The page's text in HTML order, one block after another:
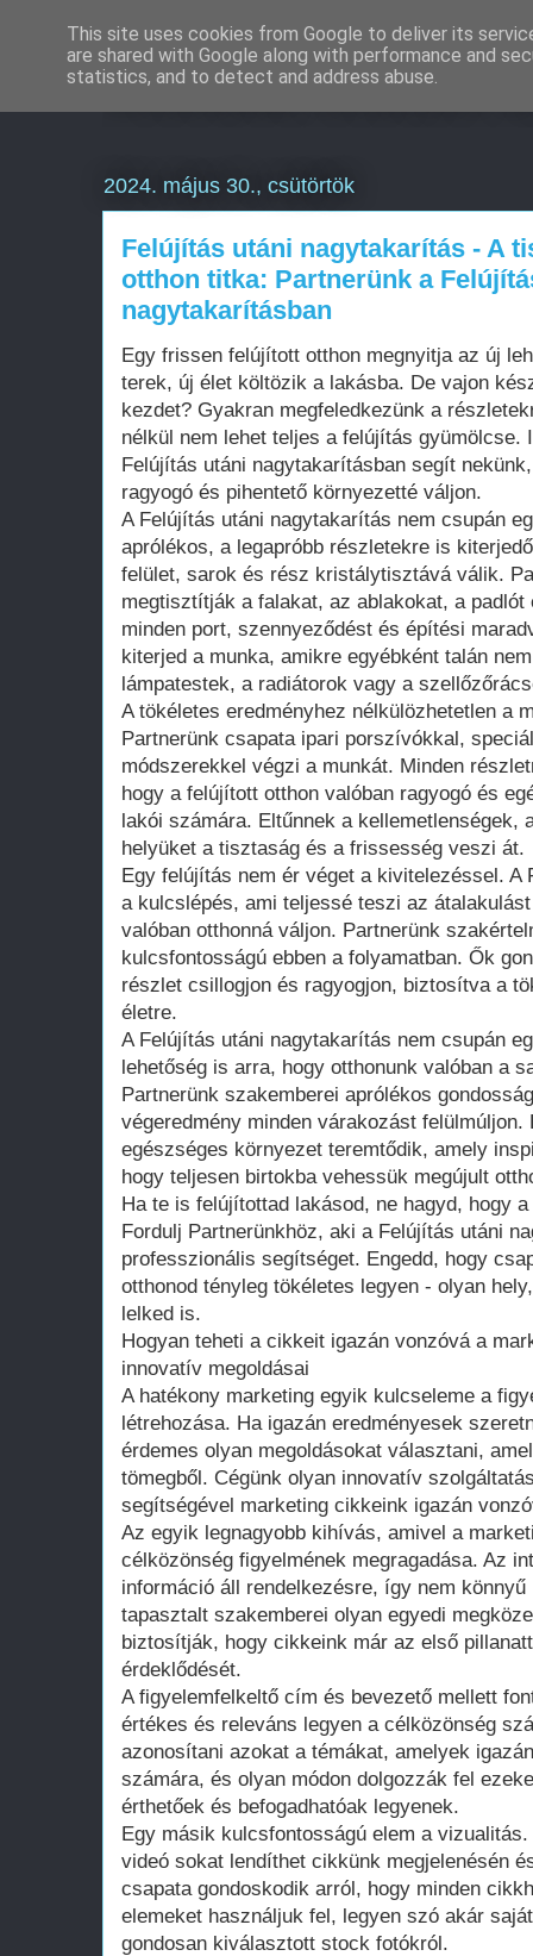
Weboldal készítés
2024. május 30., csütörtök
Felújítás utáni nagytakarítás - A
otthon titka: Partnerünk a
nagytakarításban
Egy frissen felújított otthon megnyitja az új
terek, új élet költözik a lakásba. De vajon
kezdet? Gyakran megfeledkezünk a
nélkül nem lehet teljes a felújítás gyümölcse.
Felújítás utáni nagytakarításban segít
ragyogó és pihentető környezetté váljon.
A Felújítás utáni nagytakarítás nem csupán
aprólékos, a legapróbb részletekre is
felület, sarok és rész kristálytisztává válik.
megtisztítják a falakat, az ablakokat, a
minden port, szennyeződést és építési
kiterjed a munka, amikre egyébként talán
lámpatestek, a radiátorok vagy a
A tökéletes eredményhez nélkülözhetetlen a
Partnerünk csapata ipari porszívókkal,
módszerekkel végzi a munkát. Minden
hogy a felújított otthon valóban ragyogó és
lakói számára. Eltűnnek a kellemetlenségek,
helyüket a tisztaság és a frissesség veszi át.
Egy felújítás nem ér véget a kivitelezéssel.
a kulcslépés, ami teljessé teszi az
valóban otthonná váljon. Partnerünk
kulcsfontosságú ebben a folyamatban. Ők
részlet csillogjon és ragyogjon, biztosítva a
életre.
A Felújítás utáni nagytakarítás nem csupán
lehetőség is arra, hogy otthonunk valóban a
Partnerünk szakemberei aprólékos
végeredmény minden várakozást
egészséges környezet teremtődik, amely
hogy teljesen birtokba vehessük megújult
Ha te is felújítottad lakásod, ne hagyd, hogy
Fordulj Partnerünkhöz, aki a Felújítás utáni
professzionális segítséget. Engedd, hogy
otthonod tényleg tökéletes legyen - olyan
lelked is.
Hogyan teheti a cikkeit igazán vonzóvá a
innovatív megoldásai
A hatékony marketing egyik kulcseleme a
létrehozása. Ha igazán eredményesek
érdemes olyan megoldásokat választani,
tömegből. Cégünk olyan innovatív
segítségével marketing cikkeink igazán
Az egyik legnagyobb kihívás, amivel a
célközönség figyelmének megragadása. Az
információ áll rendelkezésre, így nem
tapasztalt szakemberei olyan egyedi
biztosítják, hogy cikkeink már az első
érdeklődését.
A figyelemfelkeltő cím és bevezető mellett
értékes és releváns legyen a célközönség
azonosítani azokat a témákat, amelyek
számára, és olyan módon dolgozzák fel
érthetőek és befogadhatóak legyenek.
Egy másik kulcsfontosságú elem a
videó sokat lendíthet cikkünk megjelenésén
csapata gondoskodik arról, hogy minden
elemeket használjuk fel, legyen szó akár
gondosan kiválasztott stock fotókról.
This site uses cookies from Google to deliver its
are shared with Google along with performance and
statistics, and to detect and address abuse.